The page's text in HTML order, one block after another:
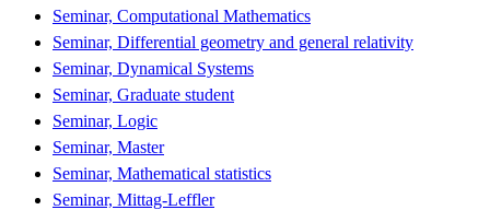
Seminar, Computational Mathematics
Seminar, Differential geometry and general relativity
Seminar, Dynamical Systems
Seminar, Graduate student
Seminar, Logic
Seminar, Master
Seminar, Mathematical statistics
Seminar, Mittag-Leffler